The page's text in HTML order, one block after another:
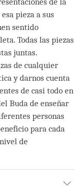
pieza a sus
sentido
Todas las piezas
juntas.
de cualquier
y darnos cuenta
de casi todo en
Buda de enseñar
personas
para cada
de